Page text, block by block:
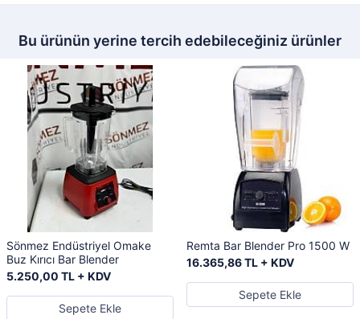
Bu ürünün yerine tercih edebileceğiniz ürünler
Sönmez Endüstriyel Omake
Buz Kırıcı Bar Blender
5.250,00 TL + KDV
Sepete Ekle
Remta Bar Blender Pro 1500 W
16.365,86 TL + KDV
Sepete Ekle